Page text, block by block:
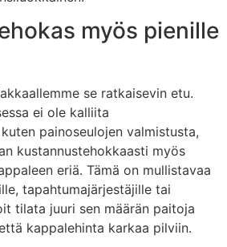
myös pienille
se ratkaisevin etu.
ei ole kalliita
painoseulojen valmistusta,
kustannustehokkaasti myös
eriä. Tämä on mullistavaa
tapahtumajärjestäjille tai
tilata juuri sen määrän paitoja
kappalehinta karkaa pilviin.